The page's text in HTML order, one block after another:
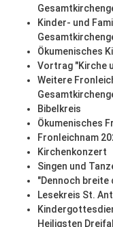
Kinder- und
Ökumenisches
Vortrag "Kirche
Weitere
Bibelkreis
Ökumenisches
Fronleichnam
Kirchenkonzert
Singen und
"Dennoch breite
Lesekreis St.
Heiligsten